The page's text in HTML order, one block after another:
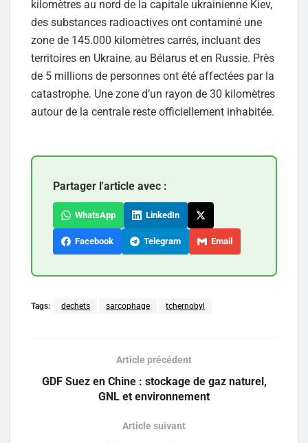
kilomètres au nord de la capitale ukrainienne Kiev,
des substances radioactives ont contaminé une
zone de 145.000 kilomètres carrés, incluant des
territoires en Ukraine, au Bélarus et en Russie. Près
de 5 millions de personnes ont été affectées par la
catastrophe. Une zone d’un rayon de 30 kilomètres
autour de la centrale reste officiellement inhabitée.
Partager l'article avec :
WhatsApp LinkedIn
Facebook Telegram Email
Tags: dechets sarcophage tchernobyl
Article précédent
GDF Suez en Chine : stockage de gaz naturel,
GNL et environnement
Article suivant